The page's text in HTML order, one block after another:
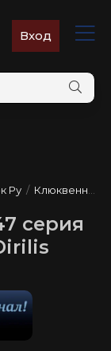
Вход
Ру / Клюквенный щербет
серия